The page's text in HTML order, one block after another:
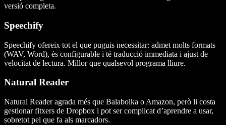
versió completa.
Speechify
Speechify ofereix tot el que puguis necessitar: admet molts formats
(WAV, Word), és configurable i té traducció immediata i ajust de
velocitat de lectura. Millor que qualsevol programa lliure.
Natural Reader
Natural Reader agrada més que Balabolka o Amazon, però li costa
gestionar fitxers de Dropbox i pot ser complicat d’aprendre a usar,
sobretot pel que fa als marcadors.